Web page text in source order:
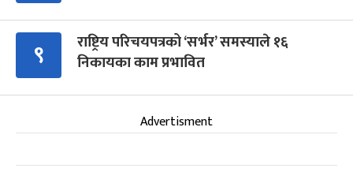
९
राष्ट्रिय परिचयपत्रको ‘सर्भर’ समस्याले १६
निकायका काम प्रभावित
Advertisment